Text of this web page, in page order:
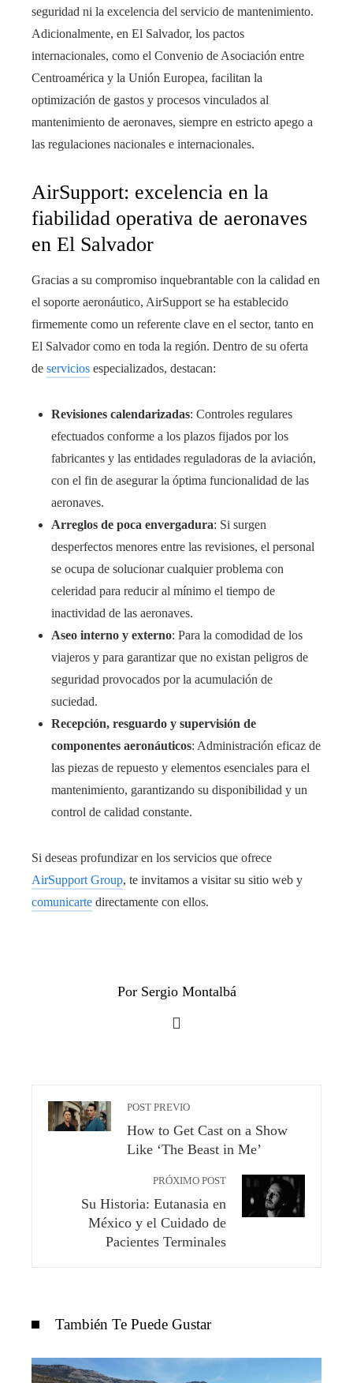
seguridad ni la excelencia del servicio de mantenimiento.
Adicionalmente, en El Salvador, los pactos
internacionales, como el Convenio de Asociación entre
Centroamérica y la Unión Europea, facilitan la
optimización de gastos y procesos vinculados al
mantenimiento de aeronaves, siempre en estricto apego a
las regulaciones nacionales e internacionales.
AirSupport: excelencia en la
fiabilidad operativa de aeronaves
en El Salvador
Gracias a su compromiso inquebrantable con la calidad en
el soporte aeronáutico, AirSupport se ha establecido
firmemente como un referente clave en el sector, tanto en
El Salvador como en toda la región. Dentro de su oferta
de servicios especializados, destacan:
Revisiones calendarizadas: Controles regulares
efectuados conforme a los plazos fijados por los
fabricantes y las entidades reguladoras de la aviación,
con el fin de asegurar la óptima funcionalidad de las
aeronaves.
Arreglos de poca envergadura: Si surgen
desperfectos menores entre las revisiones, el personal
se ocupa de solucionar cualquier problema con
celeridad para reducir al mínimo el tiempo de
inactividad de las aeronaves.
Aseo interno y externo: Para la comodidad de los
viajeros y para garantizar que no existan peligros de
seguridad provocados por la acumulación de
suciedad.
Recepción, resguardo y supervisión de
componentes aeronáuticos: Administración eficaz de
las piezas de repuesto y elementos esenciales para el
mantenimiento, garantizando su disponibilidad y un
control de calidad constante.
Si deseas profundizar en los servicios que ofrece
AirSupport Group, te invitamos a visitar su sitio web y
comunicarte directamente con ellos.
Por Sergio Montalbá
POST PREVIO
How to Get Cast on a Show
Like ‘The Beast in Me’
PRÓXIMO POST
Su Historia: Eutanasia en
México y el Cuidado de
Pacientes Terminales
También Te Puede Gustar